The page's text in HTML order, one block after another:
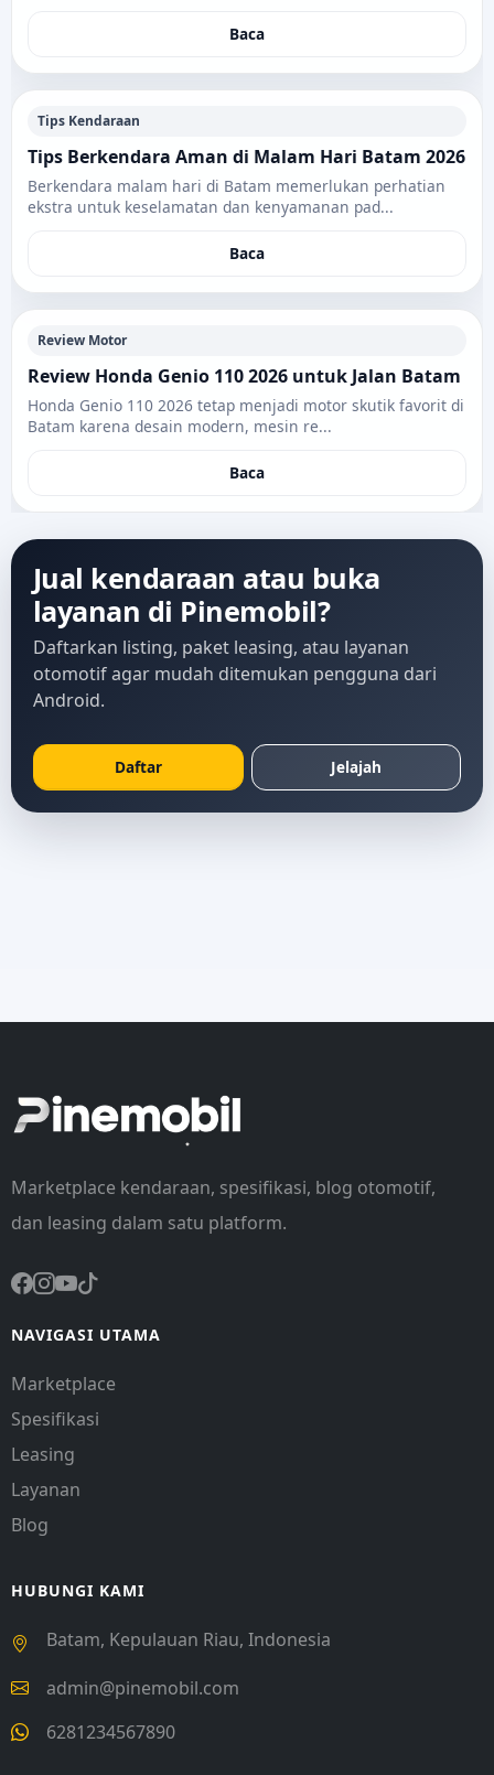
Baca
Tips Kendaraan
Tips Berkendara Aman di Malam Hari Batam 2026
Berkendara malam hari di Batam memerlukan perhatian
ekstra untuk keselamatan dan kenyamanan pad...
Baca
Review Motor
Review Honda Genio 110 2026 untuk Jalan Batam
Honda Genio 110 2026 tetap menjadi motor skutik favorit di
Batam karena desain modern, mesin re...
Baca
Jual kendaraan atau buka
layanan di Pinemobil?
Daftarkan listing, paket leasing, atau layanan
otomotif agar mudah ditemukan pengguna dari
Android.
Daftar Jelajah
Marketplace kendaraan, spesifikasi, blog otomotif,
dan leasing dalam satu platform.
NAVIGASI UTAMA
Marketplace
Spesifikasi
Leasing
Layanan
Blog
HUBUNGI KAMI
Batam, Kepulauan Riau, Indonesia
admin@pinemobil.com
6281234567890